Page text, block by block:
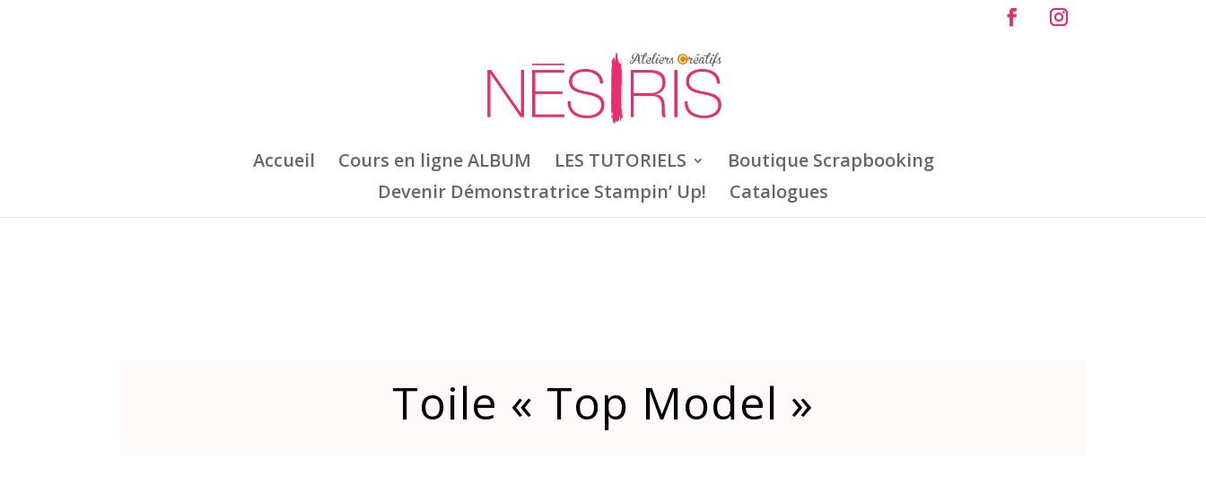
Accueil Cours en ligne ALBUM LES TUTORIELS
Boutique Scrapbooking
Devenir Démonstratrice Stampin’ Up!
Catalogues
Toile « Top Model »